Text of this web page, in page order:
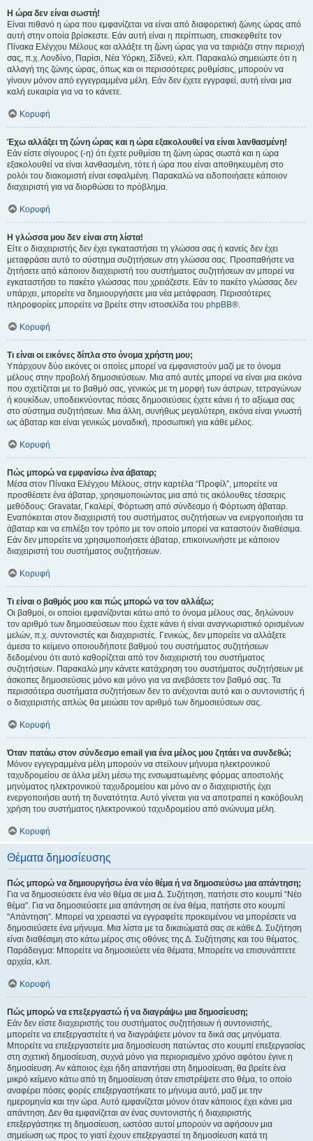
Η ώρα δεν είναι σωστή!
Είναι πιθανό η ώρα που εμφανίζεται να είναι από διαφορετική ζώνης ώρας από
αυτή στην οποία βρίσκεστε. Εάν αυτή είναι η περίπτωση, επισκεφθείτε τον
Πίνακα Ελέγχου Μέλους και αλλάξτε τη ζώνη ώρας για να ταιριάζει στην περιοχή
σας, π.χ. Λονδίνο, Παρίσι, Νέα Υόρκη, Σίδνεϋ, κλπ. Παρακαλώ σημειώστε ότι η
αλλαγή της ζώνης ώρας, όπως και οι περισσότερες ρυθμίσεις, μπορούν να
γίνουν μόνον από εγγεγραμμένα μέλη. Εάν δεν έχετε εγγραφεί, αυτή είναι μια
καλή ευκαιρία για να το κάνετε.
Κορυφή
Έχω αλλάξει τη ζώνη ώρας και η ώρα εξακολουθεί να είναι λανθασμένη!
Εάν είστε σίγουρος (-η) ότι έχετε ρυθμίσει τη ζώνη ώρας σωστά και η ώρα
εξακολουθεί να είναι λανθασμένη, τότε ή ώρα που είναι αποθηκευμένη στο
ρολόι του διακομιστή είναι εσφαλμένη. Παρακαλώ να ειδοποιήσετε κάποιον
διαχειριστή για να διορθώσει το πρόβλημα.
Κορυφή
Η γλώσσα μου δεν είναι στη λίστα!
Είτε ο διαχειριστής δεν έχει εγκαταστήσει τη γλώσσα σας ή κανείς δεν έχει
μεταφράσει αυτό το σύστημα συζητήσεων στη γλώσσα σας. Προσπαθήστε να
ζητήσετε από κάποιον διαχειριστή του συστήματος συζητήσεων αν μπορεί να
εγκαταστήσει το πακέτο γλώσσας που χρειάζεστε. Εάν το πακέτο γλώσσας δεν
υπάρχει, μπορείτε να δημιουργήσετε μια νέα μετάφραση. Περισσότερες
πληροφορίες μπορείτε να βρείτε στην ιστοσελίδα του phpBB®.
Κορυφή
Τι είναι οι εικόνες δίπλα στο όνομα χρήστη μου;
Υπάρχουν δύο εικόνες οι οποίες μπορεί να εμφανιστούν μαζί με το όνομα
μέλους στην προβολή δημοσιεύσεων. Μια από αυτές μπορεί να είναι μια εικόνα
που σχετίζεται με το βαθμό σας, γενικώς με τη μορφή των άστρων, τετραγώνων
ή κουκίδων, υποδεικνύοντας πόσες δημοσιεύσεις έχετε κάνει ή το αξίωμα σας
στο σύστημα συζητήσεων. Μια άλλη, συνήθως μεγαλύτερη, εικόνα είναι γνωστή
ως άβαταρ και είναι γενικώς μοναδική, προσωπική για κάθε μέλος.
Κορυφή
Πώς μπορώ να εμφανίσω ένα άβαταρ;
Μέσα στον Πίνακα Ελέγχου Μέλους, στην καρτέλα “Προφίλ”, μπορείτε να
προσθέσετε ένα άβαταρ, χρησιμοποιώντας μια από τις ακόλουθες τέσσερις
μεθόδους: Gravatar, Γκαλερί, Φόρτωση από σύνδεσμο ή Φόρτωση άβαταρ.
Εναπόκειται στον διαχειριστή του συστήματος συζητήσεων να ενεργοποιήσει τα
άβαταρ και να επιλέξει τον τρόπο με τον οποίο μπορεί να καταστούν διαθέσιμα.
Εάν δεν μπορείτε να χρησιμοποιήσετε άβαταρ, επικοινωνήστε με κάποιον
διαχειριστή του συστήματος συζητήσεων.
Κορυφή
Τι είναι ο βαθμός μου και πώς μπορώ να τον αλλάξω;
Οι βαθμοί, οι οποίοι εμφανίζονται κάτω από το όνομα μέλους σας, δηλώνουν
τον αριθμό των δημοσιεύσεων που έχετε κάνει ή είναι αναγνωριστικό ορισμένων
μελών, π.χ. συντονιστές και διαχειριστές. Γενικώς, δεν μπορείτε να αλλάξετε
άμεσα το κείμενο οποιουδήποτε βαθμού του συστήματος συζητήσεων
δεδομένου ότι αυτό καθορίζεται από τον διαχειριστή του συστήματος
συζητήσεων. Παρακαλώ μην κάνετε κατάχρηση του συστήματος συζητήσεων με
άσκοπες δημοσιεύσεις μόνο και μόνο για να ανεβάσετε τον βαθμό σας. Τα
περισσότερα συστήματα συζητήσεων δεν το ανέχονται αυτό και ο συντονιστής ή
ο διαχειριστής απλώς θα μειώσει τον αριθμό των δημοσιεύσεων σας.
Κορυφή
Όταν πατάω στον σύνδεσμο email για ένα μέλος μου ζητάει να συνδεθώ;
Μόνον εγγεγραμμένα μέλη μπορούν να στείλουν μήνυμα ηλεκτρονικού
ταχυδρομείου σε άλλα μέλη μέσω της ενσωματωμένης φόρμας αποστολής
μηνύματος ηλεκτρονικού ταχυδρομείου και μόνο αν ο διαχειριστής έχει
ενεργοποιήσει αυτή τη δυνατότητα. Αυτό γίνεται για να αποτραπεί η κακόβουλη
χρήση του συστήματος ηλεκτρονικού ταχυδρομείου από ανώνυμα μέλη.
Κορυφή
Θέματα δημοσίευσης
Πώς μπορώ να δημιουργήσω ένα νέο θέμα ή να δημοσιεύσω μια απάντηση;
Για να δημοσιεύσετε ένα νέο θέμα σε μια Δ. Συζήτηση, πατήστε στο κουμπί “Νέο
θέμα”. Για να δημοσιεύσετε μια απάντηση σε ένα θέμα, πατήστε στο κουμπί
“Απάντηση”. Μπορεί να χρειαστεί να εγγραφείτε προκειμένου να μπορέσετε να
δημοσιεύσετε ένα μήνυμα. Μια λίστα με τα δικαιώματά σας σε κάθε Δ. Συζήτηση
είναι διαθέσιμη στο κάτω μέρος στις οθόνες της Δ. Συζήτησης και του θέματος.
Παράδειγμα: Μπορείτε να δημοσιεύετε νέα θέματα, Μπορείτε να επισυνάπτετε
αρχεία, κλπ.
Κορυφή
Πώς μπορώ να επεξεργαστώ ή να διαγράψω μια δημοσίευση;
Εάν δεν είστε διαχειριστής του συστήματος συζητήσεων ή συντονιστής,
μπορείτε να επεξεργαστείτε ή να διαγράψετε μόνον τα δικά σας μηνύματα.
Μπορείτε να επεξεργαστείτε μια δημοσίευση πατώντας στο κουμπί επεξεργασίας
στη σχετική δημοσίευση, συχνά μόνο για περιορισμένο χρόνο αφότου έγινε η
δημοσίευση. Αν κάποιος έχει ήδη απαντήσει στη δημοσίευση, θα βρείτε ένα
μικρό κείμενο κάτω από τη δημοσίευση όταν επιστρέψετε στο θέμα, το οποίο
αναφέρει πόσες φορές επεξεργαστήκατε το μήνυμα αυτό, μαζί με την
ημερομηνία και την ώρα. Αυτό εμφανίζεται μόνον όταν κάποιος έχει κάνει μια
απάντηση. Δεν θα εμφανίζεται αν ένας συντονιστής ή διαχειριστής
επεξεργάστηκε τη δημοσίευση, ωστόσο αυτοί μπορούν να αφήσουν μια
σημείωση ως προς το γιατί έχουν επεξεργαστεί τη δημοσίευση κατά τη